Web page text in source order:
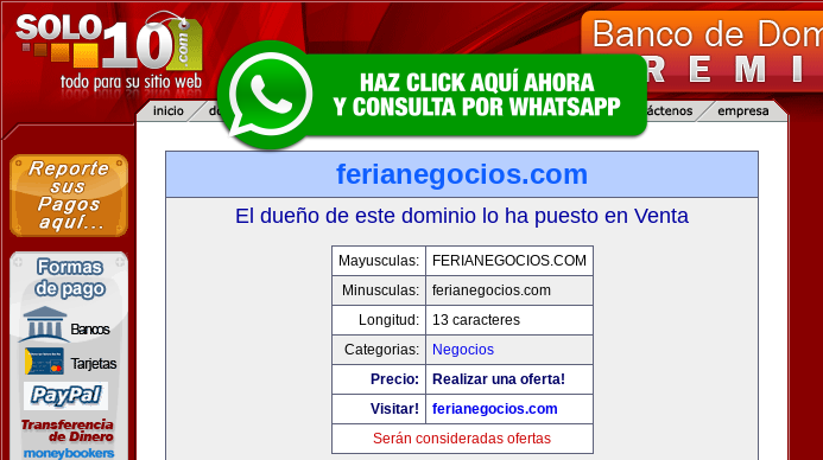
ferianegocios.com
El dueño de este dominio lo ha puesto en Venta
Mayusculas:
FERIANEGOCIOS.COM
Minusculas:
ferianegocios.com
Longitud:
13 caracteres
Categorias:
Negocios
Precio:
Realizar una oferta!
Visitar!
ferianegocios.com
Serán consideradas ofertas